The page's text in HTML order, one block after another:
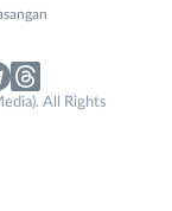
All Rights